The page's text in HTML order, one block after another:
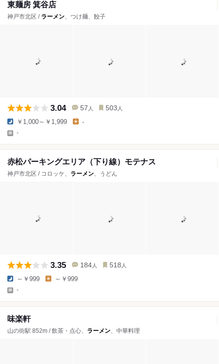
東麺房 箕谷店
神戸市北区 / ラーメン、つけ麺、餃子
3.04 57 人 503 人
￥1,000～￥1,999 -
-
赤松パーキングエリア（下り線）モテナス
神戸市北区 / コロッケ、 ラーメン、うどん
3.35 184 人 518 人
～￥999 ～￥999
-
味楽軒
山の街駅 852m / 飲茶・点心、 ラーメン、中華料理